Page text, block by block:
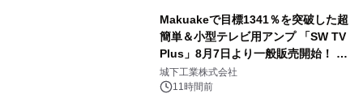
Makuakeで目標1341％を突破した超
簡単＆小型テレビ用アンプ 「SW TV
Plus」8月7日より一般販売開始！ ケ
ーブル1本つなぐだけ、テレビの音が
ぐっと豊かに
城下工業株式会社
11時間前